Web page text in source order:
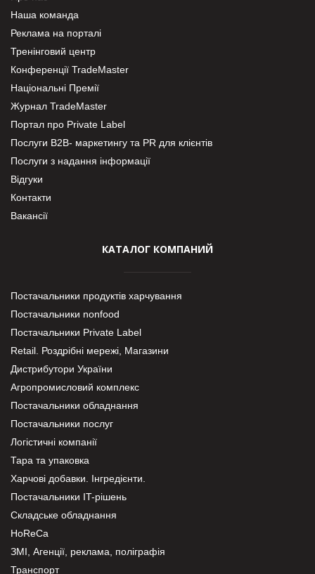
Наша команда
Реклама на порталі
Тренінговий центр
Конференції TradeMaster
Національні Премії
Журнал TradeMaster
Портал про Private Label
Послуги В2В- маркетингу та PR для клієнтів
Послуги з надання інформації
Відгуки
Контакти
Вакансії
КАТАЛОГ КОМПАНИЙ
Постачальники продуктів харчування
Постачальники nonfood
Постачальники Private Label
Retail. Роздрібні мережі, Магазини
Дистрибутори України
Агропромисловий комплекс
Постачальники обладнання
Постачальники послуг
Логістичні компанії
Тара та упаковка
Харчові добавки. Інгредієнти.
Постачальники IT-рішень
Складське обладнання
HoReCa
ЗМІ, Агенції, реклама, поліграфія
Транспорт